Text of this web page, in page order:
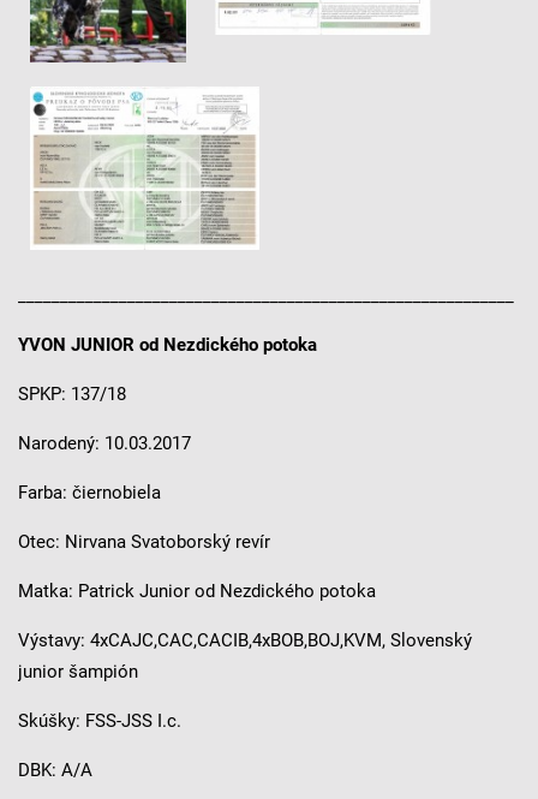
YVON JUNIOR od Nezdického potoka
SPKP: 137/18
Narodený: 10.03.2017
Farba: čiernobiela
Otec: Nirvana Svatoborský revír
Matka: Patrick Junior od Nezdického potoka
Výstavy: 4xCAJC,CAC,CACIB,4xBOB,BOJ,KVM, Slovenský
junior šampión
Skúšky: FSS-JSS I.c.
DBK: A/A